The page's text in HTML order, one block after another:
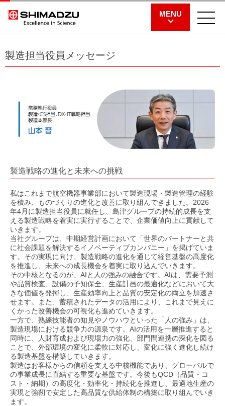
MENU
製造担当役員メッセージ
製造戦略の進化と未来への挑戦
私はこれまで航空機器事業部において製造現場・製造管理の経験
を積み、ものづくりの進化と改善に取り組んできました。2026
年4月に製造担当役員に就任し、島津グループの持続的成長を支
える製造戦略を着実に実行することで、企業価値向上に貢献して
いきます。
当社グループは、中期経営計画において「世界のパートナーと共
に社会課題を解決するイノベーティブカンパニー」を掲げていま
す。その実現に向け、製造戦略の進化を通じて経営基盤の高度化
を推進し、未来への成長機会を着実に取り込んでいきます。
その中核となるのが、AIと人の強みの融合です。AIは、需要予測
や品質検査、設備の予知保全、生産計画の最適化などにおいて大
きな価値を発揮し、生産効率向上と品質の安定化の両立を加速さ
せます。また、蓄積されたデータの活用により、これまで見えに
くかった改善機会の可視化も進めていきます。
一方で、熟練技能者の知見やノウハウといった「人の強み」は、
製造現場における競争力の源泉です。AIの活用を一層推進すると
同時に、人財育成および現場力の強化、部門間連携の深化を図る
ことで、外部環境の変化に柔軟に対応し、変化に強く進化し続け
る製造基盤を構築していきます。
製造はお客様からの信頼を支える中核機能であり、グローバルで
の事業成長に直結する重要な基盤です。今後もQCD（品質・コ
スト・納期）の高度化・効率化・持続化を推進し、最適地生産の
実現と強靭で安定した高品質な供給体制の構築に取り組んでいき
ます。